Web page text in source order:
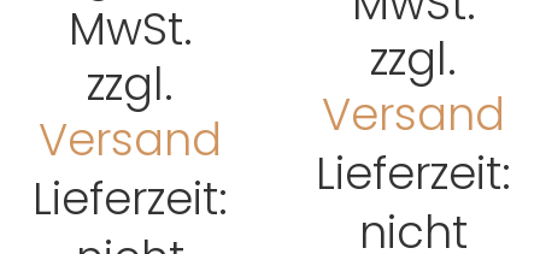
MwSt.
zzgl.
Versand
Lieferzeit:
zzgl.
Versand
Lieferzeit:
nicht